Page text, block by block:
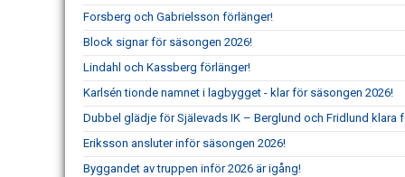
Forsberg och Gabrielsson förlänger!
Block signar för säsongen 2026!
Lindahl och Kassberg förlänger!
Karlsén tionde namnet i lagbygget - klar för säsongen 2026!
Dubbel glädje för Själevads IK – Berglund och Fridlund klara
Eriksson ansluter inför säsongen 2026!
Byggandet av truppen inför 2026 är igång!